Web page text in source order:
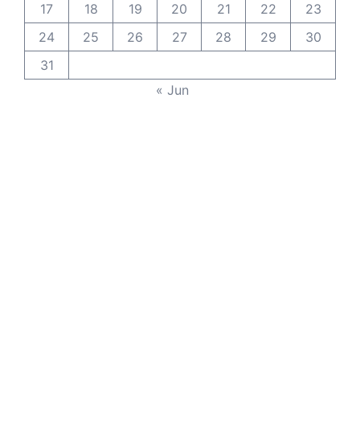
17
18 19 20 21 22
23
24
25 26 27 28 29
30
31
« Jun